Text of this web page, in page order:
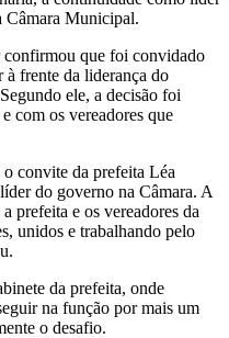
Câmara Municipal.
confirmou que foi convidado
à frente da liderança do
ele, a decisão foi
com os vereadores que
o convite da prefeita Léa
do governo na Câmara. A
prefeita e os vereadores da
unidos e trabalhando pelo
da prefeita, onde
na função por mais um
o desafio.